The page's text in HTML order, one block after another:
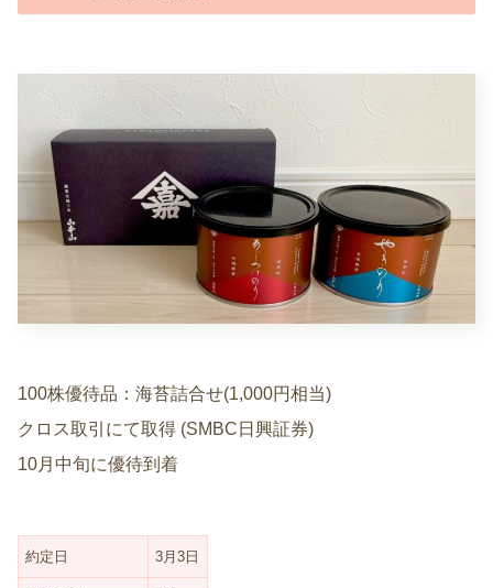
100株優待品：海苔詰合せ(1,000円相当)
クロス取引にて取得 (SMBC日興証券)
10月中旬に優待到着
約定日 3月3日